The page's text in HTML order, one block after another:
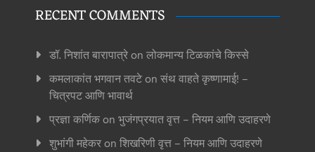
RECENT COMMENTS
डॉ. निशांत बारापात्रेon लोकमान्य टिळकांचे किस्से
कमलाकांत भगवान तवटेon संथ वाहते कृष्णामाई! –
चित्रपट आणि भावार्थ
प्रज्ञा कर्णिकon भुजंगप्रयात वृत्त – नियम आणि उदाहरणे
शुभांगी महेकरon शिखरिणी वृत्त – नियम आणि उदाहरणे